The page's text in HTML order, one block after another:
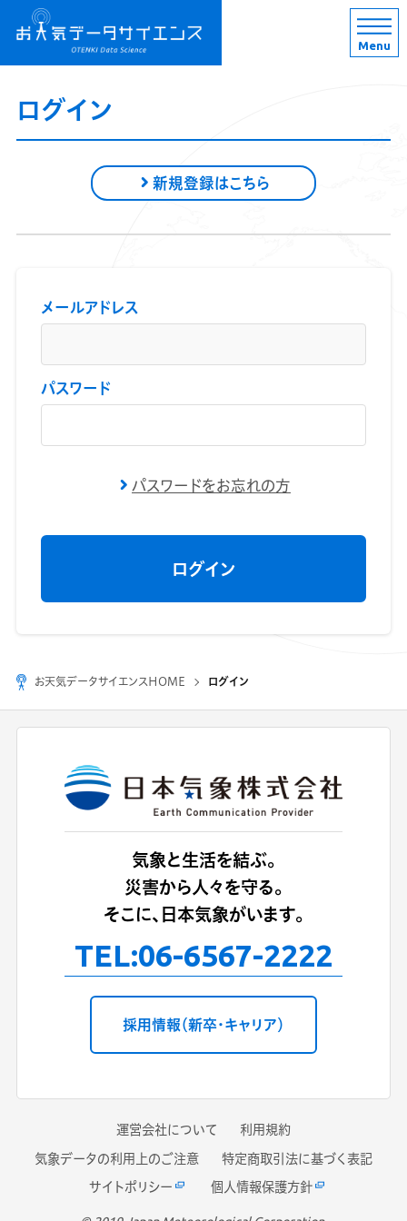
Menu
ログイン
新規登録はこちら
メールアドレス
パスワード
パスワードをお忘れの方
お天気データサイエンスHOME ログイン
気象と生活を結ぶ。
災害から人々を守る。
そこに、日本気象がいます。
TEL:06-6567-2222
採用情報（新卒・キャリア）
運営会社について
利用規約
気象データの利用上のご注意
特定商取引法に基づく表記
サイトポリシー
個人情報保護方針